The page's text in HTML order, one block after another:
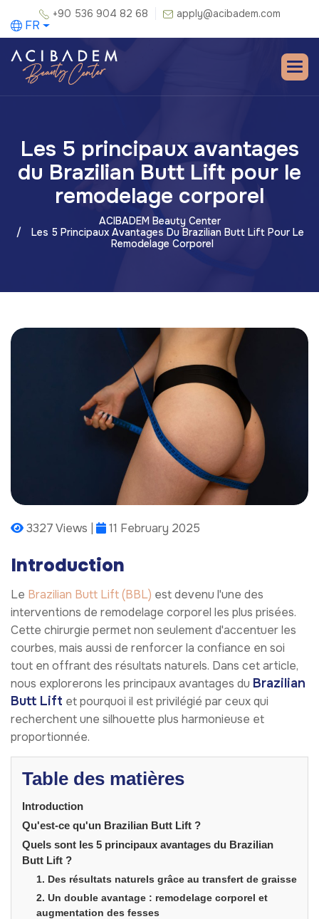
+90 536 904 82 68 apply@acibadem.com
FR
Les 5 principaux avantages
du Brazilian Butt Lift pour le
remodelage corporel
ACIBADEM Beauty Center
Les 5 Principaux Avantages Du Brazilian Butt Lift Pour Le
Remodelage Corporel
3327 Views | 11 February 2025
Introduction
Le Brazilian Butt Lift (BBL) est devenu l'une des
interventions de remodelage corporel les plus prisées.
Cette chirurgie permet non seulement d'accentuer les
courbes, mais aussi de renforcer la confiance en soi
tout en offrant des résultats naturels. Dans cet article,
nous explorerons les principaux avantages du Brazilian
Butt Lift et pourquoi il est privilégié par ceux qui
recherchent une silhouette plus harmonieuse et
proportionnée.
Table des matières
Introduction
Qu'est-ce qu'un Brazilian Butt Lift ?
Quels sont les 5 principaux avantages du Brazilian
Butt Lift ?
1. Des résultats naturels grâce au transfert de graisse
2. Un double avantage : remodelage corporel et
augmentation des fesses